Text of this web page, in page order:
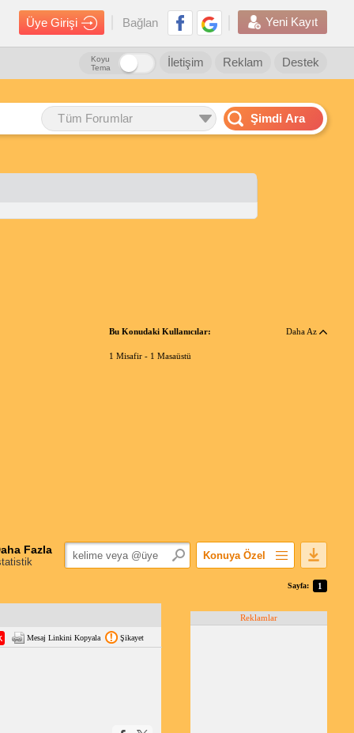
Üye Girişi Bağlan Yeni Kayıt
Destek
Reklam
İletişim
Koyu
Tema
Tüm Forumlar Şimdi Ara
Bu Konudaki Kullanıcılar: Daha Az
1 Misafir - 1 Masaüstü
Fazla Konuya Özel
Popüler Mesajlar
Sayfa: 1
Mesaj Linkini Kopyala Şikayet
Reklamlar